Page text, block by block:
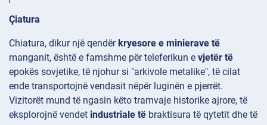
Çiatura
Chiatura, dikur një qendërkryesore e minierave të
manganit, është e famshme për teleferikun e vjetër të
epokës sovjetike, të njohur si "arkivole metalike", të cilat
ende transportojnë vendasit nëpër luginën e pjerrët.
Vizitorët mund të ngasin këto tramvaje historike ajrore, të
eksplorojnë vendet industriale të braktisura të qytetit dhe të